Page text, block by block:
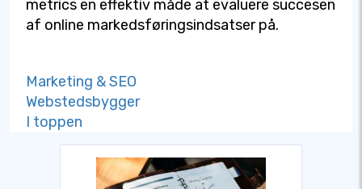
metrics en effektiv måde at evaluere succesen
af online markedsføringsindsatser på.
Marketing & SEO
Webstedsbygger
I toppen